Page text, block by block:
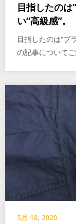
目指したのは
い”高級感”。
目指したのは”ブ
の記事について
5月 18, 2020